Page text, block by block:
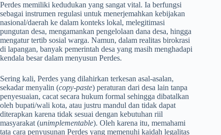
Perdes memiliki kedudukan yang sangat vital. Ia berfungsi
sebagai instrumen regulasi untuk menerjemahkan kebijakan
nasional/daerah ke dalam konteks lokal, melegitimasi
pungutan desa, mengamankan pengelolaan dana desa, hingga
mengatur tertib sosial warga. Namun, dalam realitas birokrasi
di lapangan, banyak pemerintah desa yang masih menghadapi
kendala besar dalam menyusun Perdes.
Sering kali, Perdes yang dilahirkan terkesan asal-asalan,
sekadar menyalin (copy-paste) peraturan dari desa lain tanpa
penyesuaian, cacat secara hukum formal sehingga dibatalkan
oleh bupati/wali kota, atau justru mandul dan tidak dapat
diterapkan karena tidak sesuai dengan kebutuhan riil
masyarakat (unimplementable). Oleh karena itu, memahami
tata cara penyusunan Perdes yang memenuhi kaidah legalitas